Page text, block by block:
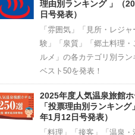
理由別ランキング 」（
日号発表）
「雰囲気」「見所・レジ
験」「泉質」「郷土料理・
ルメ」の各カテゴリ別ラン
ベスト50を発表！
2025年度人気温泉旅館
「投票理由別ランキン
年1月12日号発表）
「料理」「接客」「温泉・